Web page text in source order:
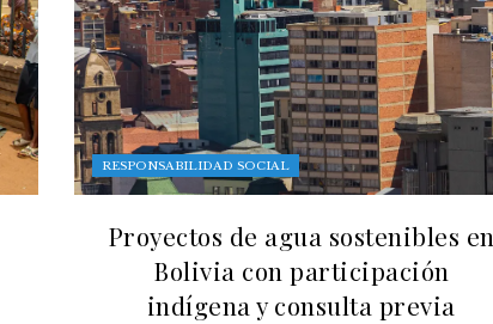
RESPONSABILIDAD SOCIAL
Proyectos de agua sostenibles en
Bolivia con participación
indígena y consulta previa